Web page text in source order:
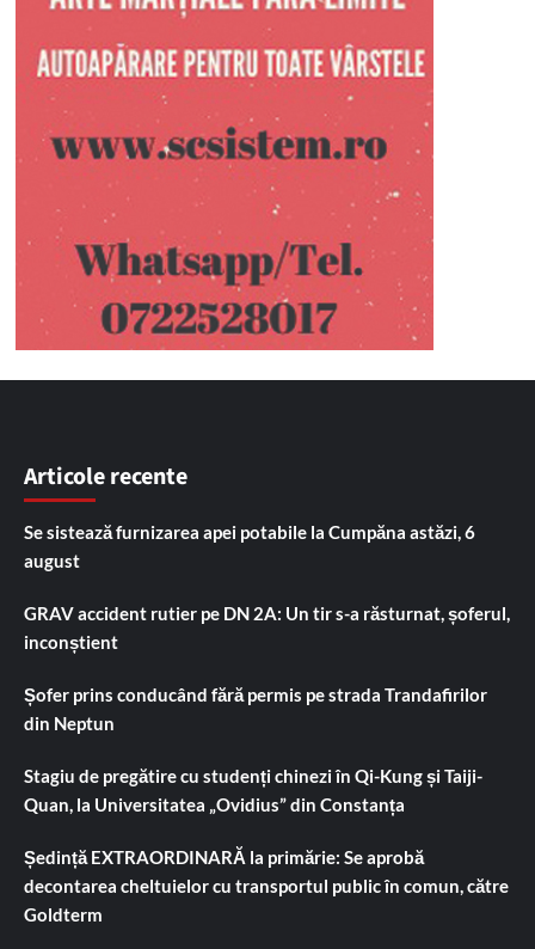
Articole recente
Se sistează furnizarea apei potabile la Cumpăna astăzi, 6
august
GRAV accident rutier pe DN 2A: Un tir s-a răsturnat, șoferul,
inconștient
Șofer prins conducând fără permis pe strada Trandafirilor
din Neptun
Stagiu de pregătire cu studenți chinezi în Qi-Kung și Taiji-
Quan, la Universitatea „Ovidius” din Constanța
Ședință EXTRAORDINARĂ la primărie: Se aprobă
decontarea cheltuielor cu transportul public în comun, către
Goldterm